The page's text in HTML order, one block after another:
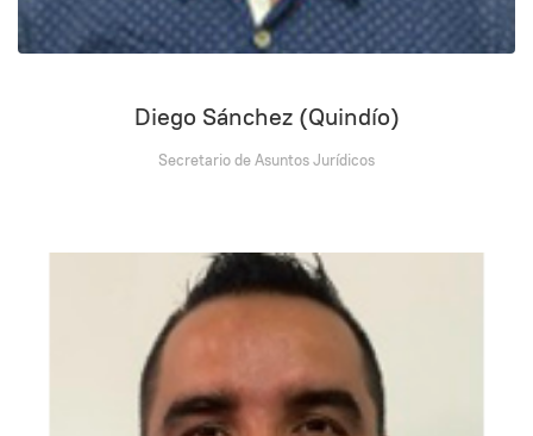
Diego Sánchez (Quindío)
Secretario de Asuntos Jurídicos